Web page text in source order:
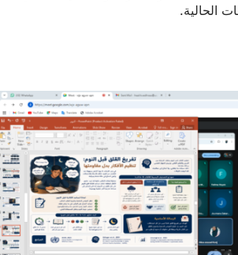
الحالية.